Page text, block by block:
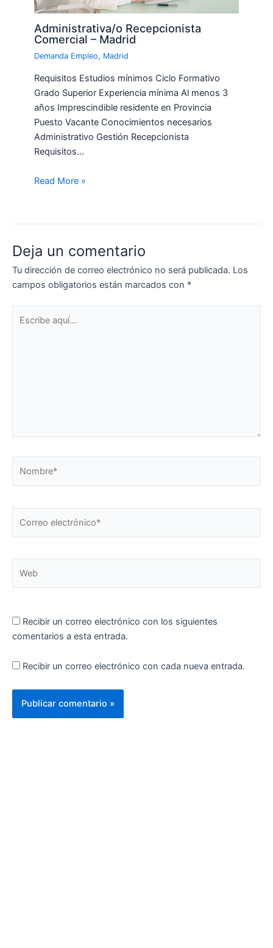
Administrativa/o Recepcionista
Comercial – Madrid
Demanda Empleo, Madrid
Requisitos Estudios mínimos Ciclo Formativo
Grado Superior Experiencia mínima Al menos 3
años Imprescindible residente en Provincia
Puesto Vacante Conocimientos necesarios
Administrativo Gestión Recepcionista
Requisitos…
Read More »
Deja un comentario
Tu dirección de correo electrónico no será publicada. Los
campos obligatorios están marcados con *
aquí...
electrónico*
Recibir un correo electrónico con los siguientes
comentarios a esta entrada.
Recibir un correo electrónico con cada nueva entrada.